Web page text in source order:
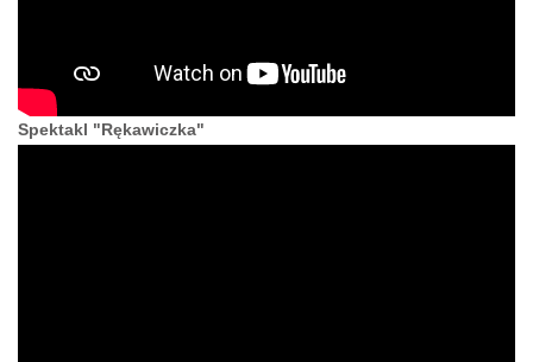
Spektakl "Rękawiczka"